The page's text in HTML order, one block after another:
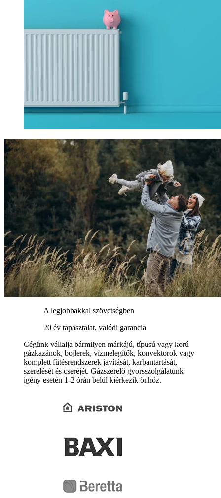
A legjobbakkal szövetségben
20 év tapasztalat, valódi garancia
Cégünk vállalja bármilyen márkájú, típusú vagy korú
gázkazánok, bojlerek, vízmelegítők, konvektorok vagy
komplett fűtésrendszerek javítását, karbantartását,
szerelését és cseréjét. Gázszerelő gyorsszolgálatunk
igény esetén 1-2 órán belül kiérkezik önhöz.